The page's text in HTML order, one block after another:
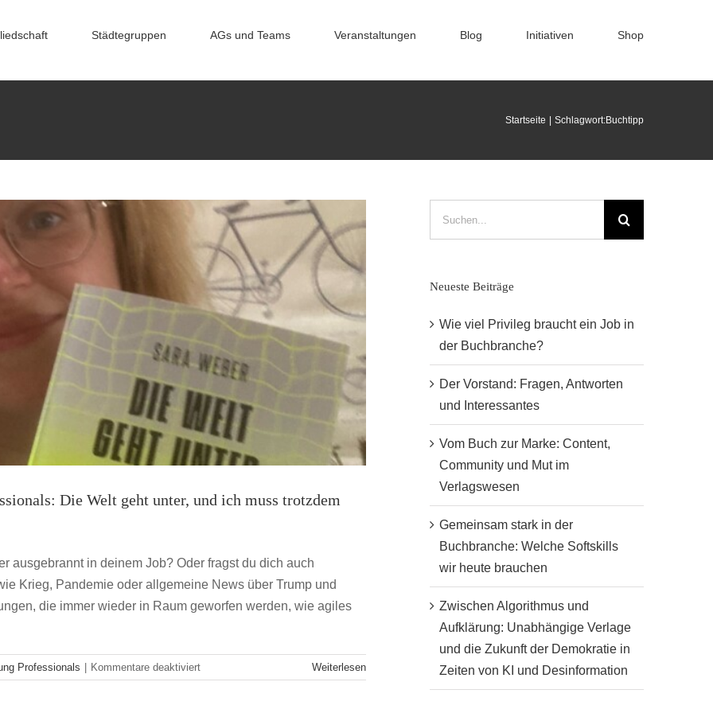
Städtegruppen AGs und Teams Veranstaltungen Blog Initiativen Shop
Startseite Schlagwort:Buchtipp
Die Welt geht unter, und ich muss trotzdem
Die Welt geht unter, und ich muss trotzdem
ausgebrannt in deinem Job? Oder fragst du dich auch
Krieg, Pandemie oder allgemeine News über Trump und
die immer wieder in Raum geworfen werden, wie agiles
Professionals Kommentare deaktiviertfür
Lektüreempfehlung
Weiterlesen
Anfang meiner Karriere gerne gewusst hätte
Neueste Beiträge
Wie viel Privileg braucht ein Job in
der Buchbranche?
Der Vorstand: Fragen, Antworten
und Interessantes
Vom Buch zur Marke: Content,
Community und Mut im
Verlagswesen
Gemeinsam stark in der
Buchbranche: Welche Softskills
wir heute brauchen
Zwischen Algorithmus und
Aufklärung: Unabhängige Verlage
und die Zukunft der Demokratie in
Zeiten von KI und Desinformation